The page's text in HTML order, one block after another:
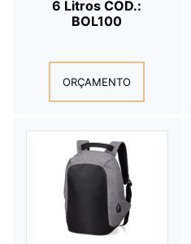
6 Litros COD.:
BOL100
ORÇAMENTO